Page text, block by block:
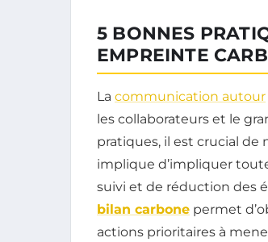
5 BONNES
EMPREINTE
La communication autour
les collaborateurs et le
pratiques, il est crucial de
implique d’impliquer
suivi et de réduction des
bilan carbone permet
actions prioritaires à